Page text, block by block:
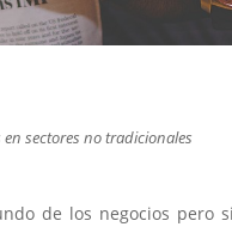
sectores no tradicionales
de los negocios pero